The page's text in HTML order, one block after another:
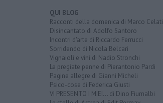
QUI BLOG
Racconti della domenica di Marco Celati
Disincantato di Adolfo Santoro
Incontri d'arte di Riccardo Ferrucci
Sorridendo di Nicola Belcari
Vignaioli e vini di Nadio Stronchi
Le pregiate penne di Pierantonio Pardi
Pagine allegre di Gianni Micheli
Psico-cose di Federica Giusti
VI PRESENTO I MIEI... di Dino Fiumalbi